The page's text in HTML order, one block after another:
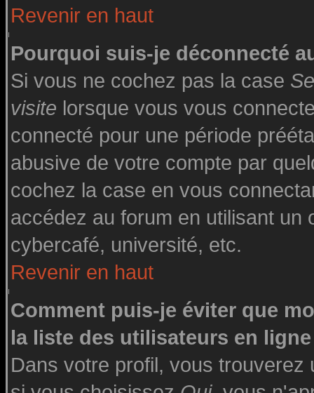
Revenir en haut
Pourquoi suis-je déconnecté
Si vous ne cochez pas la case
visite lorsque vous vous
connecté pour une période
abusive de votre compte par
cochez la case en vous
accédez au forum en utilisant un
cybercafé, université, etc.
Revenir en haut
Comment puis-je éviter que
la liste des utilisateurs en
Dans votre profil, vous trouverez